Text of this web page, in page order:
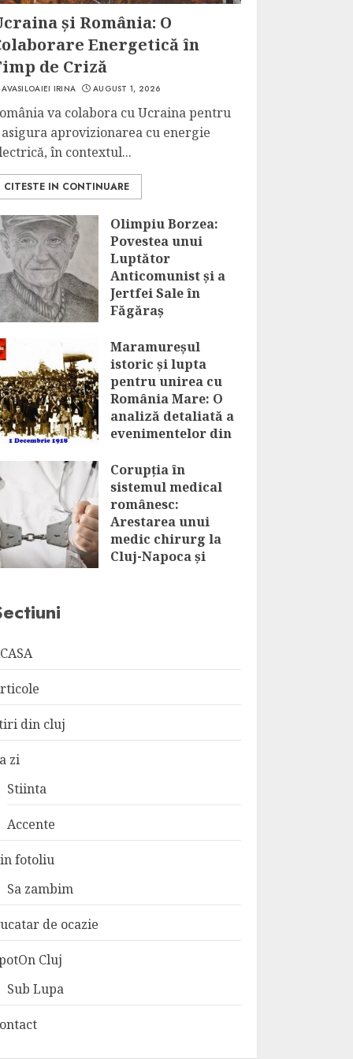
și România: O
Energetică în
de Criză
AVASILOAIEI IRINA AUGUST 1, 2026
va colabora cu Ucraina pentru
asigura aprovizionarea cu energie
în contextul...
CITESTE IN CONTINUARE
Olimpiu Borzea:
Povestea unui
Luptător
Anticomunist și a
Jertfei Sale în
Făgăraș
Maramureșul
istoric și lupta
pentru unirea cu
România Mare: O
analiză detaliată a
evenimentelor din
JULY 31, 2026
Corupția în
sistemul medical
românesc:
Arestarea unui
medic chirurg la
Cluj-Napoca și
din cluj
zi
Stiinta
Accente
fotoliu
Sa zambim
de ocazie
Cluj
Sub Lupa